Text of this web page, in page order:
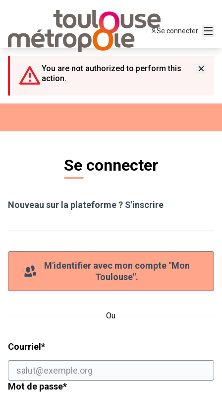
Se connecter
You are not authorized to perform this
action.
Se connecter
Nouveau sur la plateforme ? S'inscrire
M'identifier avec mon compte "Mon
Toulouse".
Ou
Courriel *Champ obligatoire
Mot de passe*Champ obligatoire